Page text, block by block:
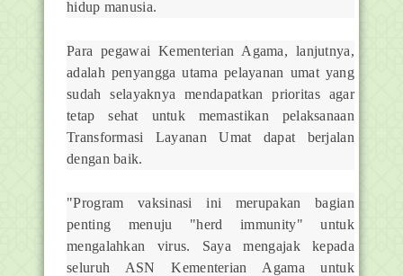
hidup manusia.
Para pegawai Kementerian Agama, lanjutnya,
adalah penyangga utama pelayanan umat yang
sudah selayaknya mendapatkan prioritas agar
tetap sehat untuk memastikan pelaksanaan
Transformasi Layanan Umat dapat berjalan
dengan baik.
"Program vaksinasi ini merupakan bagian
penting menuju "herd immunity" untuk
mengalahkan virus. Saya mengajak kepada
seluruh ASN Kementerian Agama untuk